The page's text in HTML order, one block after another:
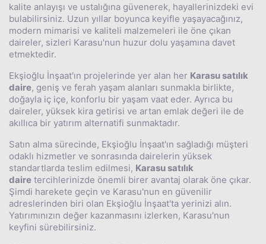
kalite anlayışı ve ustalığına güvenerek, hayallerinizdeki evi
bulabilirsiniz. Uzun yıllar boyunca keyifle yaşayacağınız,
modern mimarisi ve kaliteli malzemeleri ile öne çıkan
daireler, sizleri Karasu'nun huzur dolu yaşamına davet
etmektedir.
Ekşioğlu İnşaat'ın projelerinde yer alan her Karasu satılık
daire, geniş ve ferah yaşam alanları sunmakla birlikte,
doğayla iç içe, konforlu bir yaşam vaat eder. Ayrıca bu
daireler, yüksek kira getirisi ve artan emlak değeri ile de
akıllıca bir yatırım alternatifi sunmaktadır.
Satın alma sürecinde, Ekşioğlu İnşaat'ın sağladığı müşteri
odaklı hizmetler ve sonrasında dairelerin yüksek
standartlarda teslim edilmesi, Karasu satılık
daire tercihlerinizde önemli birer avantaj olarak öne çıkar.
Şimdi harekete geçin ve Karasu'nun en güvenilir
adreslerinden biri olan Ekşioğlu İnşaat'ta yerinizi alın.
Yatırımınızın değer kazanmasını izlerken, Karasu'nun
keyfini sürebilirsiniz.